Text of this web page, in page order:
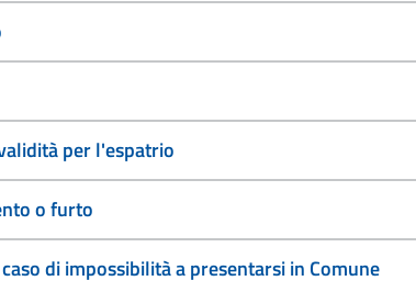
per l'espatrio
o furto
di impossibilità a presentarsi in Comune